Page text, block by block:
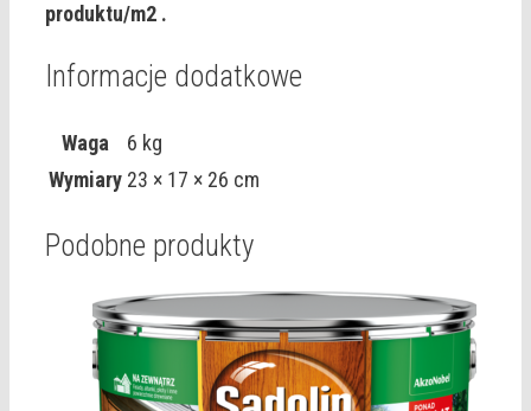
produktu/m2 .
Informacje dodatkowe
Waga
6 kg
Wymiary 23 × 17 × 26 cm
Podobne produkty